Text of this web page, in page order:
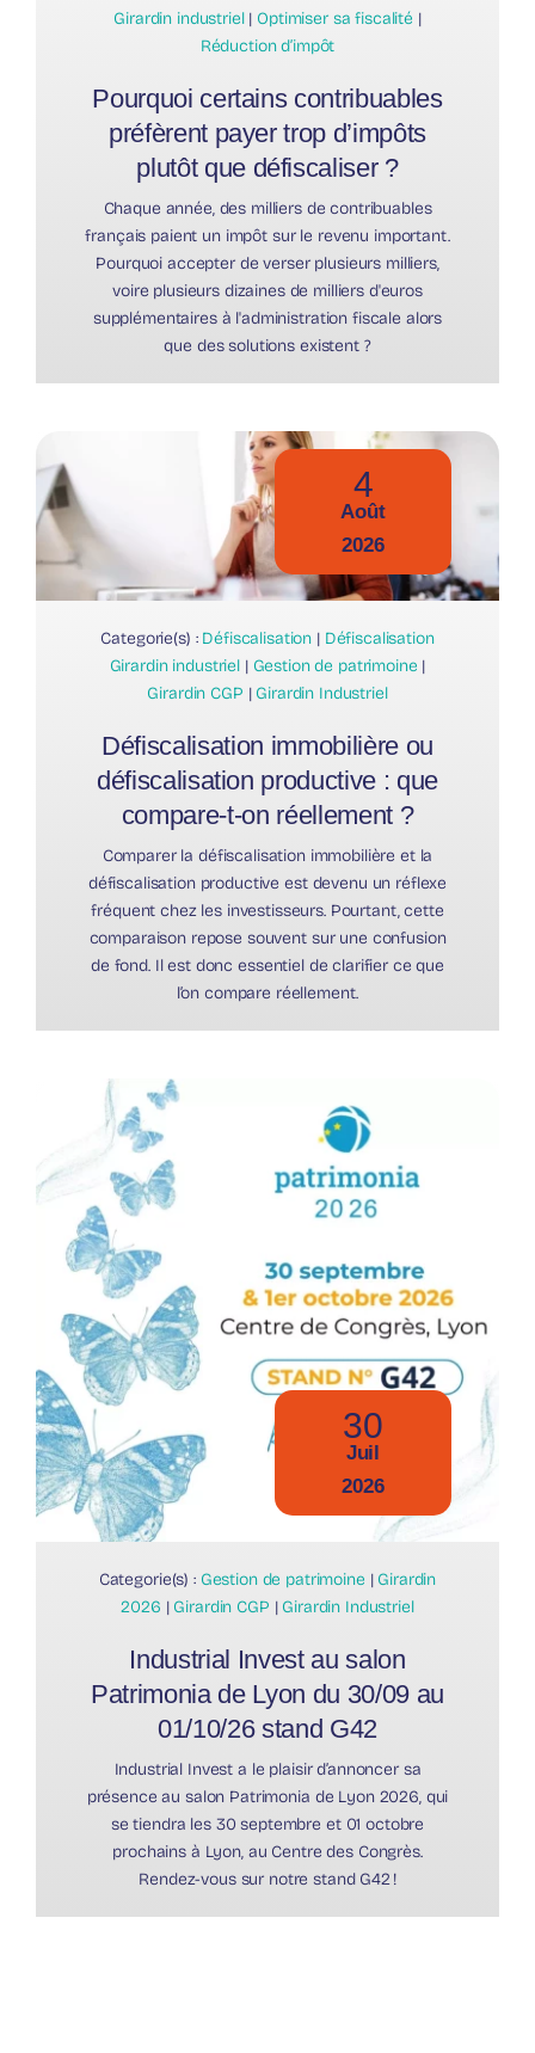
Girardin industriel| Optimiser sa fiscalité |
Réduction d’impôt
Pourquoi certains contribuables
préfèrent payer trop d’impôts
plutôt que défiscaliser ?
Chaque année, des milliers de contribuables
français paient un impôt sur le revenu important.
Pourquoi accepter de verser plusieurs milliers,
voire plusieurs dizaines de milliers d'euros
supplémentaires à l'administration fiscale alors
que des solutions existent ?
4
Août
2026
Categorie(s) : Défiscalisation | Défiscalisation
Girardin industriel| Gestion de patrimoine |
Girardin CGP | Girardin Industriel
Défiscalisation immobilière ou
défiscalisation productive : que
compare-t-on réellement ?
Comparer la défiscalisation immobilière et la
défiscalisation productive est devenu un réflexe
fréquent chez les investisseurs. Pourtant, cette
comparaison repose souvent sur une confusion
de fond. Il est donc essentiel de clarifier ce que
l’on compare réellement.
30
Juil
2026
Categorie(s) : Gestion de patrimoine | Girardin
2026 | Girardin CGP | Girardin Industriel
Industrial Invest au salon
Patrimonia de Lyon du 30/09 au
01/10/26 stand G42
Industrial Invest a le plaisir d’annoncer sa
présence au salon Patrimonia de Lyon 2026, qui
se tiendra les 30 septembre et 01 octobre
prochains à Lyon, au Centre des Congrès.
Rendez-vous sur notre stand G42 !